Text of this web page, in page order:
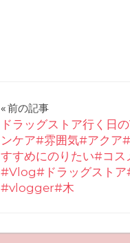
投
稿
ナ
ビ
前の記事
ドラッグストア行く日
ンケア#雰囲気#アクア
すすめにのりたい#コス
#Vlog#ドラッグスト
#vlogger#木
2025-10-21
miyu
おすすめスキンケア